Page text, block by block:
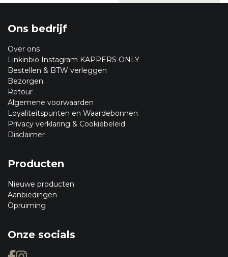
Ons bedrijf
Over ons
Linkinbio Instagram KAPPERS ONLY
Bestellen & BTW verleggen
Bezorgen
Retour
Algemene voorwaarden
Loyaliteitspunten en Waardebonnen
Privacy verklaring & Cookiebeleid
Disclaimer
Producten
Nieuwe producten
Aanbiedingen
Opruiming
Onze socials